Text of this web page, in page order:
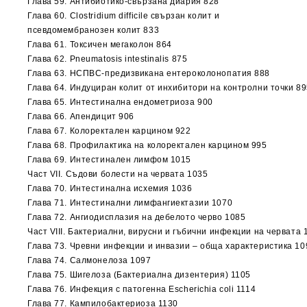
Глава 60. Clostridium difficile свързан колит и
псевдомембранозен колит 833
Глава 61. Токсичен мегаколон 864
Глава 62. Pneumatosis intestinalis 875
Глава 63. НСПВС-предизвикана ентероколонопатия 888
Глава 64. Индуциран колит от инхибитори на контролни точки
Глава 65. Интестинална ендометриоза 900
Глава 66. Апендицит 906
Глава 67. Колоректален карцином 922
Глава 68. Профилактика на колоректален карцином 995
Глава 69. Интестинален лимфом 1015
Част VIІ. Съдови болести на червата 1035
Глава 70. Интестинална исхемия 1036
Глава 71. Интестинални лимфангиектазии 1070
Глава 72. Ангиодисплазия на дебелото черво 1085
Част VІІІ. Бактериални, вирусни и гъбични инфекции на червата
Глава 73. Чревни инфекции и инвазии – обща характеристика
Глава 74. Салмонелоза 1097
Глава 75. Шигелоза (Бактериална дизентерия) 1105
Глава 76. Инфекция с патогенна Escherichia coli 1114
Глава 77. Кампилобактериоза 1130